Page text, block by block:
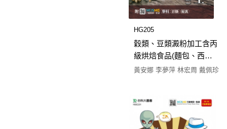
HG205
穀類、豆類澱粉加工含丙
級烘焙食品(麵包、西點
蛋糕類)學術科解析 - 最新
診斷．擬真
黃安娜 李夢萍 林宏周 戴佩珍